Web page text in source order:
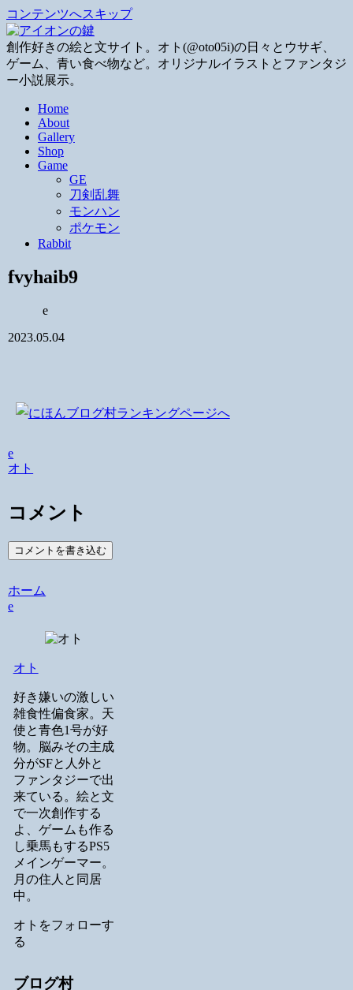
コンテンツへスキップ
創作好きの絵と文サイト。オト(@oto05i)の日々とウサギ、
ゲーム、青い食べ物など。オリジナルイラストとファンタジ
ー小説展示。
Home
About
Gallery
Shop
Game
GE
刀剣乱舞
モンハン
ポケモン
Rabbit
fvyhaib9
e
2023.05.04
e
オト
コメント
コメントを書き込む
ホーム
e
オト
好き嫌いの激しい
雑食性偏食家。天
使と青色1号が好
物。脳みその主成
分がSFと人外と
ファンタジーで出
来ている。絵と文
で一次創作する
よ、ゲームも作る
し乗馬もするPS5
メインゲーマー。
月の住人と同居
中。
オトをフォローす
る
ブログ村